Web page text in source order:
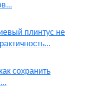
плинтус не
сохранить